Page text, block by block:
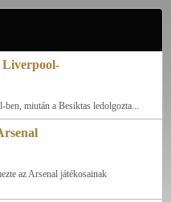
Liverpool-
miután a Besiktas ledolgozta...
az Arsenal játékosainak